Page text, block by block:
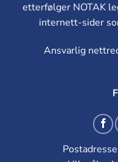
etterfølger NOTAK
internett-sider
Ansvarlig